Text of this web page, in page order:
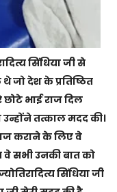
सिंधिया जी से
जो देश के प्रतिष्ठित
भाई राज दिल
तत्काल मदद की।
कराने के लिए वे
सभी उनकी बात को
सिंधिया जी